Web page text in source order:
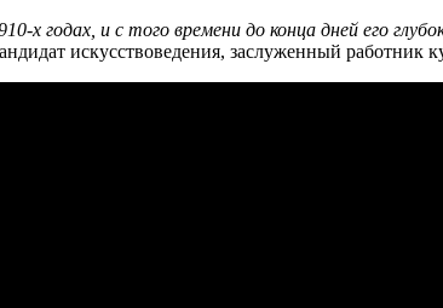
х годах, и с того времени до конца дней его
искусствоведения, заслуженный работник